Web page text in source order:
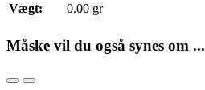
Vægt:
0.00 gr
Måske vil du også synes om ...